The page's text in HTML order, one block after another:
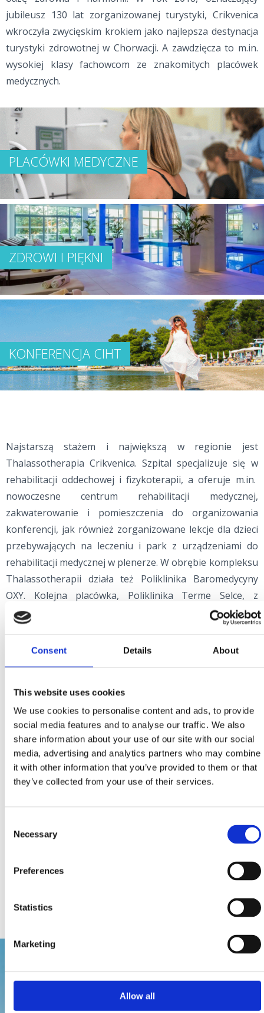
Consent Details About
This website uses cookies
We use cookies to personalise content and ads, to provide
social media features and to analyse our traffic. We also
share information about your use of our site with our social
media, advertising and analytics partners who may combine
it with other information that you’ve provided to them or that
they’ve collected from your use of their services.
Selection
Necessary
Preferences
Statistics
Marketing
Allow all
jubileusz 130 lat zorganizowanej turystyki, Crikvenica
wkroczyła zwycięskim krokiem jako najlepsza destynacja
turystyki zdrowotnej w Chorwacji. A zawdzięcza to m.in.
wysokiej klasy fachowcom ze znakomitych placówek
medycznych.
PLACÓWKI MEDYCZNE
ZDROWI I PIĘKNI
KONFERENCJA CIHT
Najstarszą stażem i największą w regionie jest
Thalassotherapia Crikvenica. Szpital specjalizuje się w
rehabilitacji oddechowej i fizykoterapii, a oferuje m.in.
nowoczesne centrum rehabilitacji medycznej,
zakwaterowanie i pomieszczenia do organizowania
konferencji, jak również zorganizowane lekcje dla dzieci
przebywających na leczeniu i park z urządzeniami do
rehabilitacji medycznej w plenerze. W obrębie kompleksu
Thalassotherapii działa też Poliklinika Baromedycyny
OXY. Kolejna placówka, Poliklinika Terme Selce, z
powodzeniem łączy zdrowie i sport, wyróżniając się
przygotowanymi z wielką uwagą programami
medycznymi. Nic więc dziwnego, że zatroszczyła się jak
Janica i Ivica Kostelić czy Tanja Poutiainen, piłkarze Luka
Modrić i Ivan Rakitić oraz wielu innych). Przychodnia
turystyczna i wysokiej jakości specjalistyczne usługi
oferowane w przyjemnej i odprężającej atmosferze to z
kolei najważniejsze atuty Polikliniki Katunar w Crikvenicy.
znakomite usługi zgodne z najnowszymi trendami w
medycynie.
Zdrowy styl życia promują też rozmaite wydarzenia, taki
jak maratony rowerowy, pływacki i biegowy, regaty
(Tjedan plave ribe) i Tydzień Rybacki (Ribarski tjedan).